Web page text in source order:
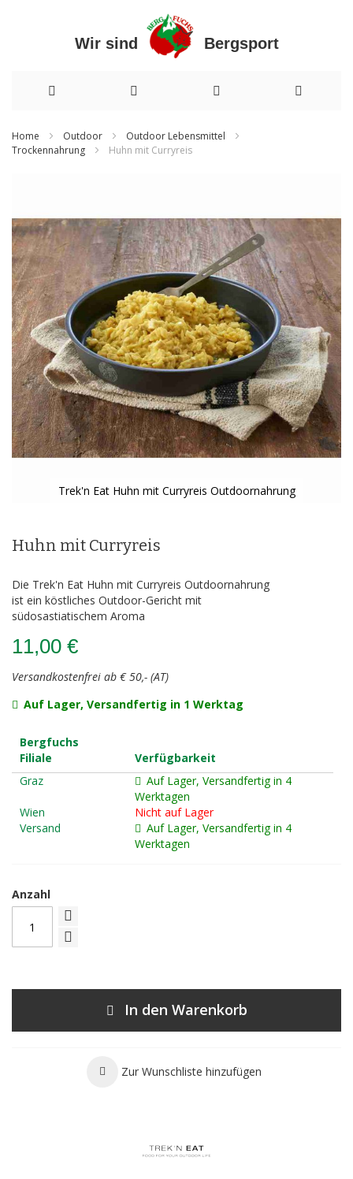
Wir sind Bergsport
zum
Home Outdoor
Outdoor Lebensmittel
Trockennahrung
Huhn mit Curryreis
Bildergalerie
springen
Trek'n Eat Huhn mit Curryreis Outdoornahrung
der
Huhn mit Curryreis
Die Trek'n Eat Huhn mit Curryreis Outdoornahrung
ist ein köstliches Outdoor-Gericht mit
südosastiatischem Aroma
11,00 €
Versandkostenfrei ab € 50,- (AT)
Auf Lager, Versandfertig in 1 Werktag
Bergfuchs
Filiale
Verfügbarkeit
Graz
Auf Lager, Versandfertig in 4
Werktagen
Wien
Nicht auf Lager
Versand
Auf Lager, Versandfertig in 4
Werktagen
Anzahl
In den Warenkorb
Zur Wunschliste hinzufügen